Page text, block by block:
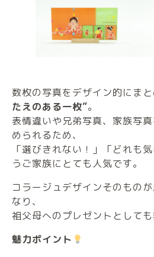
数枚の写真をデザイン的にまと
たえのある一枚”。
表情違いや兄弟写真、家族写
められるため、
「選びきれない！」「どれも
うご家族にとても人気です。
コラージュデザインそのもの
なり、
祖父母へのプレゼントとしても
魅力ポイント